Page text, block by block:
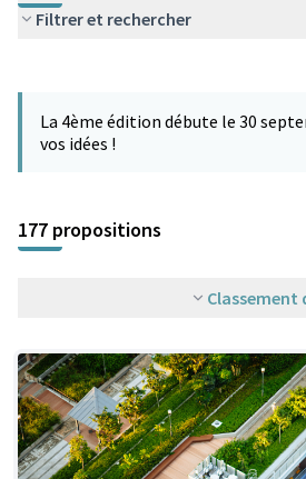
Filtrer et rechercher
−
La 4ème édition débute le 30
vos idées !
177 propositions
Classement